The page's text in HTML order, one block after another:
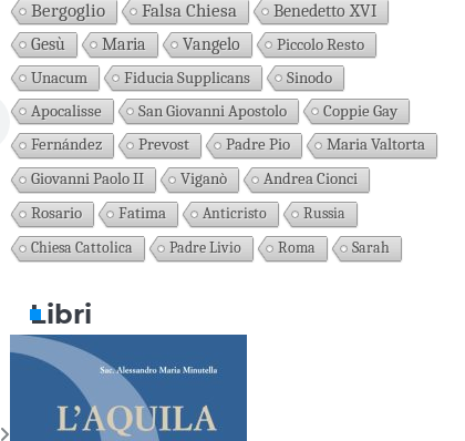
Bergoglio Falsa Chiesa Benedetto XVI
Gesù Maria Vangelo
Piccolo Resto
Unacum
Fiducia Supplicans
Sinodo
Apocalisse
San Giovanni Apostolo Coppie Gay
Fernández Prevost Padre Pio
Maria Valtorta
Giovanni Paolo II
Viganò
Andrea Cionci
Rosario
Fatima Anticristo
Russia
Chiesa Cattolica
Padre Livio Roma Sarah
Libri